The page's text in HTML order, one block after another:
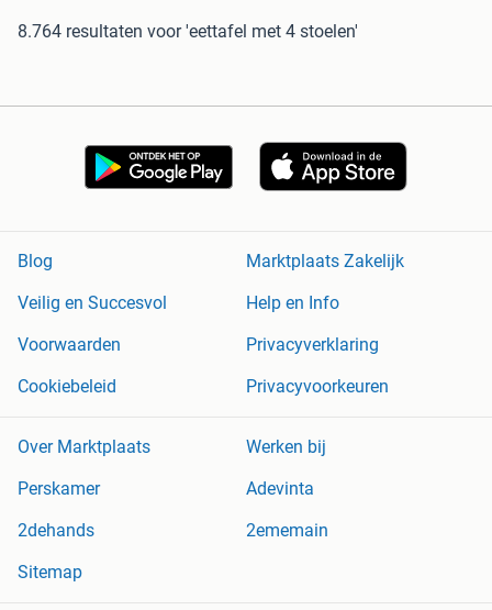
8.764 resultaten voor 'eettafel met 4 stoelen'
Blog
Marktplaats Zakelijk
Veilig en Succesvol
Help en Info
Voorwaarden
Privacyverklaring
Cookiebeleid
Privacyvoorkeuren
Over Marktplaats
Werken bij
Perskamer
Adevinta
2dehands
2ememain
Sitemap